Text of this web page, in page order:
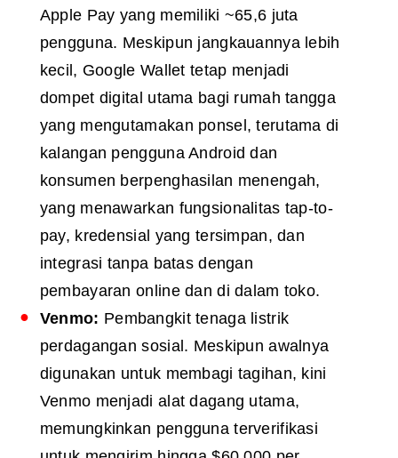
Apple Pay yang memiliki ~65,6 juta
pengguna. Meskipun jangkauannya lebih
kecil, Google Wallet tetap menjadi
dompet digital utama bagi rumah tangga
yang mengutamakan ponsel, terutama di
kalangan pengguna Android dan
konsumen berpenghasilan menengah,
yang menawarkan fungsionalitas tap-to-
pay, kredensial yang tersimpan, dan
integrasi tanpa batas dengan
pembayaran online dan di dalam toko.
Venmo: Pembangkit tenaga listrik
perdagangan sosial. Meskipun awalnya
digunakan untuk membagi tagihan, kini
Venmo menjadi alat dagang utama,
memungkinkan pengguna terverifikasi